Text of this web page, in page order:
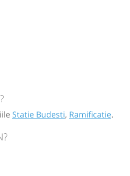
Statie Budesti, Ramificatie.